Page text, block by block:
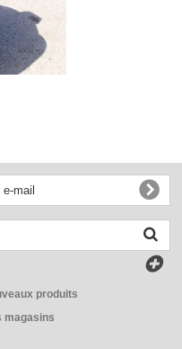
produits
magasins